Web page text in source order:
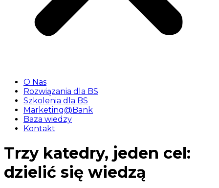
O Nas
Rozwiązania dla BS
Szkolenia dla BS
Marketing@Bank
Baza wiedzy
Kontakt
Trzy katedry, jeden cel:
dzielić się wiedzą